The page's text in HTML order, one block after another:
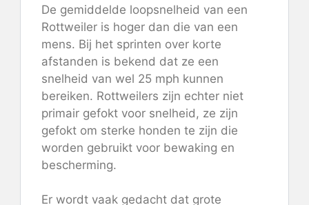
De gemiddelde loopsnelheid van een
Rottweiler is hoger dan die van een
mens. Bij het sprinten over korte
afstanden is bekend dat ze een
snelheid van wel 25 mph kunnen
bereiken. Rottweilers zijn echter niet
primair gefokt voor snelheid, ze zijn
gefokt om sterke honden te zijn die
worden gebruikt voor bewaking en
bescherming.
Er wordt vaak gedacht dat grote